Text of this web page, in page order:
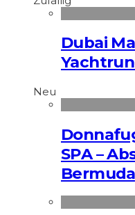
Dubai
Neu
SPA –